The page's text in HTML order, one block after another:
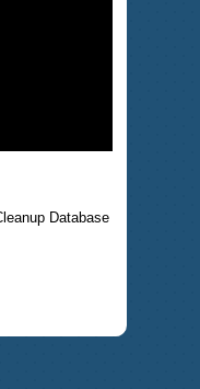
Database